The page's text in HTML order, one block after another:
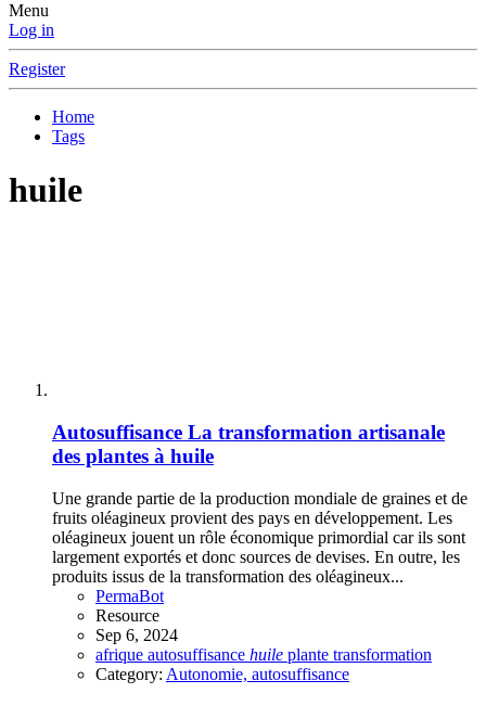
Menu
Log in
Register
Home
Tags
huile
Autosuffisance La transformation artisanale
des plantes à huile
Une grande partie de la production mondiale de graines et de
fruits oléagineux provient des pays en développement. Les
oléagineux jouent un rôle économique primordial car ils sont
largement exportés et donc sources de devises. En outre, les
produits issus de la transformation des oléagineux...
PermaBot
Resource
Sep 6, 2024
afrique autosuffisance huile plante transformation
Category: Autonomie, autosuffisance